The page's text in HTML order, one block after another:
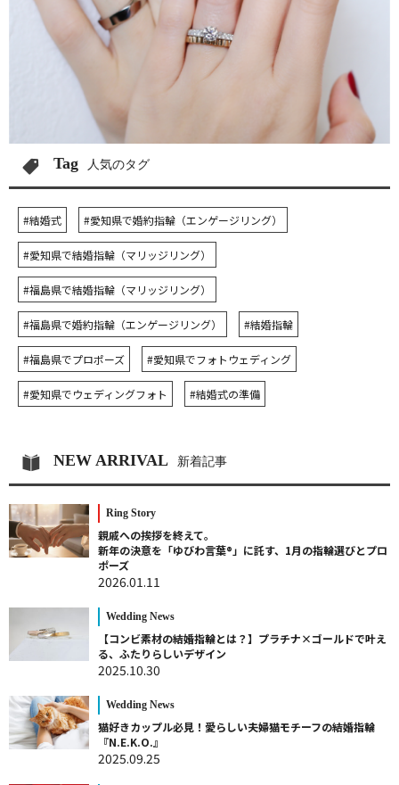
Tag 人気のタグ
#結婚式 #愛知県で婚約指輪（エンゲージリング）
#愛知県で結婚指輪（マリッジリング）
#福島県で結婚指輪（マリッジリング）
#福島県で婚約指輪（エンゲージリング） #結婚指輪
#福島県でプロポーズ #愛知県でフォトウェディング
#愛知県でウェディングフォト #結婚式の準備
NEW ARRIVAL 新着記事
Ring Story
親戚への挨拶を終えて。
新年の決意を「ゆびわ言葉®」に託す、1月の指輪選びとプロ
ポーズ
2026.01.11
Wedding News
【コンビ素材の結婚指輪とは？】プラチナ×ゴールドで叶え
る、ふたりらしいデザイン
2025.10.30
Wedding News
猫好きカップル必見！愛らしい夫婦猫モチーフの結婚指輪
『N.E.K.O.』
2025.09.25